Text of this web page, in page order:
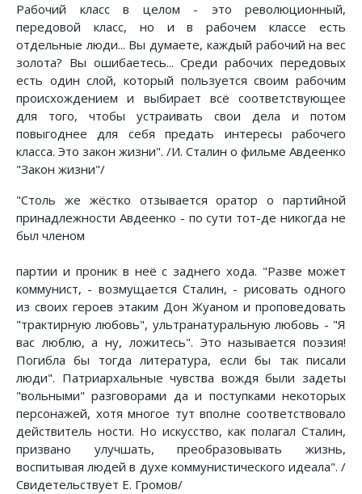
Рабочий класс в целом - это революционный,
передовой класс, но и в рабочем классе есть
отдельные люди... Вы думаете, каждый рабочий на вес
золота? Вы ошибаетесь... Среди рабочих передовых
есть один слой, который пользуется своим рабочим
происхождением и выбирает всё соответствующее
для того, чтобы устраивать свои дела и потом
повыгоднее для себя предать интересы рабочего
класса. Это закон жизни". /И. Сталин о фильме Авдеенко
"Закон жизни"/
"Столь же жёстко отзывается оратор о партийной
принадлежности Авдеенко - по сути тот-де никогда не
был членом
партии и проник в неё с заднего хода. "Разве может
коммунист, - возмущается Сталин, - рисовать одного
из своих героев этаким Дон Жуаном и проповедовать
"трактирную любовь", ультранатуральную любовь - "Я
вас люблю, а ну, ложитесь". Это называется поэзия!
Погибла бы тогда литература, если бы так писали
люди". Патриархальные чувства вождя были задеты
"вольными" разговорами да и поступками некоторых
персонажей, хотя многое тут вполне соответствовало
действитель ности. Но искусство, как полагал Сталин,
призвано улучшать, преобразовывать жизнь,
воспитывая людей в духе коммунистического идеала". /
Свидетельствует Е. Громов/